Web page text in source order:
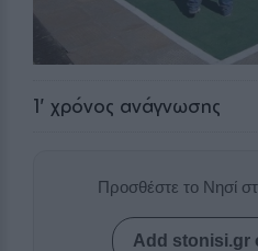
1' χρόνος ανάγνωσης
Προσθέστε το Νησί
Add stonisi.gr